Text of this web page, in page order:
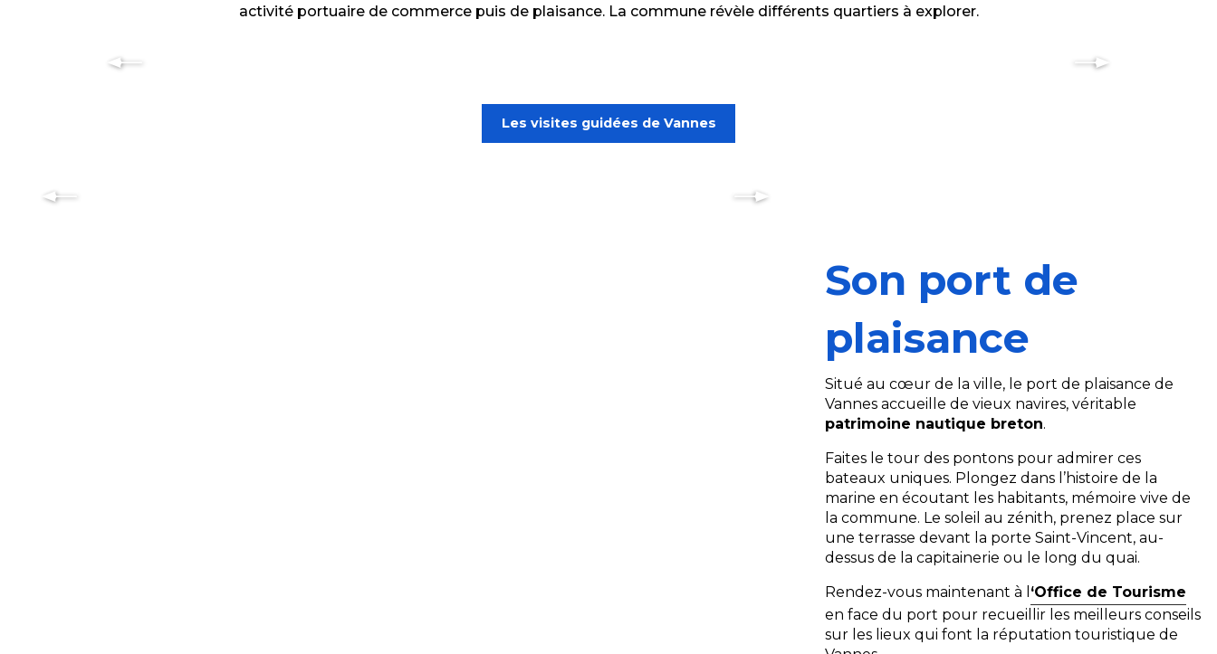
activité portuaire de commerce puis de plaisance. La commune révèle différents quartiers à explorer.
Les visites guidées de Vannes
Son port de
plaisance
Situé au cœur de la ville, le port de plaisance de
Vannes accueille de vieux navires, véritable
patrimoine nautique breton.
Faites le tour des pontons pour admirer ces
bateaux uniques. Plongez dans l’histoire de la
marine en écoutant les habitants, mémoire vive de
la commune. Le soleil au zénith, prenez place sur
une terrasse devant la porte Saint-Vincent, au-
dessus de la capitainerie ou le long du quai.
Rendez-vous maintenant à l ‘Office de Tourisme
en face du port pour recueillir les meilleurs conseils
sur les lieux qui font la réputation touristique de